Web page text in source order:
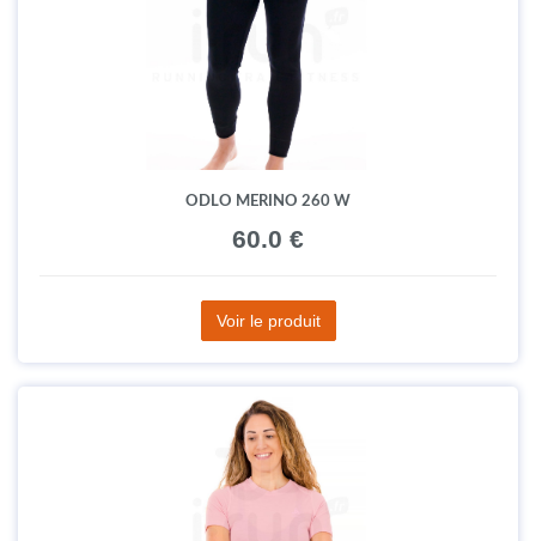
ODLO MERINO 260 W
60.0 €
Voir le produit